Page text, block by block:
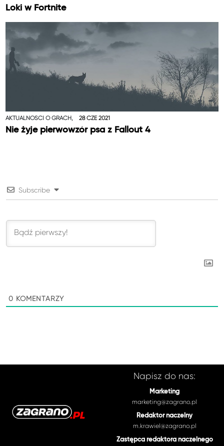
Loki w Fortnite
AKTUALNOŚCI O GRACH, 28 CZE 2021
Nie żyje pierwowzór psa z Fallout 4
Subscribe
0 KOMENTARZY
Napisz do nas:
Marketing
marketing@zagrano.pl
Redaktor naczelny
m.krawiel@zagrano.pl
Zastępca redaktora naczelnego